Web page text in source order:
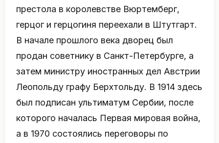
престола в королевстве Вюртемберг,
герцог и герцогиня переехали в Штутгарт.
В начале прошлого века дворец был
продан советнику в Санкт-Петербурге, а
затем министру иностранных дел Австрии
Леопольду графу Берхтольду. В 1914 здесь
был подписан ультиматум Сербии, после
которого началась Первая мировая война,
а в 1970 состоялись переговоры по